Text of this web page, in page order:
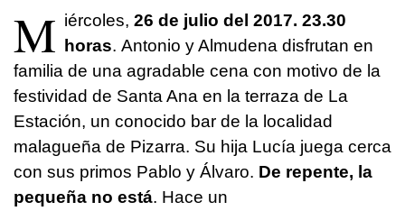
M iércoles, 26 de julio del 2017. 23.30
horas. Antonio y Almudena disfrutan en
familia de una agradable cena con motivo de la
festividad de Santa Ana en la terraza de La
Estación, un conocido bar de la localidad
malagueña de Pizarra. Su hija Lucía juega cerca
con sus primos Pablo y Álvaro. De repente, la
pequeña no está. Hace un